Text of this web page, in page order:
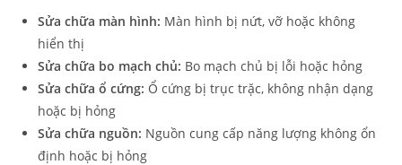
Sửa chữa màn hình: Màn hình bị nứt, vỡ hoặc không
hiển thị
Sửa chữa bo mạch chủ: Bo mạch chủ bị lỗi hoặc hỏng
Sửa chữa ổ cứng: Ổ cứng bị trục trặc, không nhận dạng
hoặc bị hỏng
Sửa chữa nguồn: Nguồn cung cấp năng lượng không ổn
định hoặc bị hỏng